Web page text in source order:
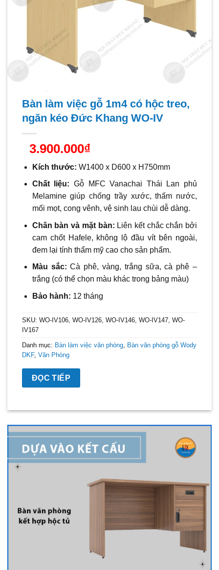
Bàn làm việc gỗ 1m4 có hộc treo,
ngăn kéo Đức Khang WO-IV
3.900.000₫
Kích thước: W1400 x D600 x H750mm
Chất liệu: Gỗ MFC Vanachai Thái Lan phủ
Melamine giúp chống trầy xước, thấm nước,
mối mọt, cong vênh, vệ sinh lau chùi dễ dàng.
Chân bàn và mặt bàn: Liên kết chắc chắn bởi
cam chốt Hafele, không lộ đầu vít bên ngoài,
đem lại tính thẩm mỹ cao cho sản phẩm.
Màu sắc:Cà phê, vàng, trắng sữa, cà phê –
trắng (có thể chọn màu khác trong bảng màu)
Bảo hành: 12 tháng
SKU: WO-IV106, WO-IV126, WO-IV146, WO-IV147, WO-
IV167
Danh mục: Bàn làm việc văn phòng Bàn văn phòng gỗ Wody
DKF, Văn Phòng
ĐỌC TIẾP